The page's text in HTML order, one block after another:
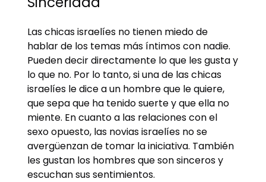
Las chicas israelíes no tienen miedo de
hablar de los temas más íntimos con nadie.
Pueden decir directamente lo que les gusta y
lo que no. Por lo tanto, si una de las chicas
israelíes le dice a un hombre que le quiere,
que sepa que ha tenido suerte y que ella no
miente. En cuanto a las relaciones con el
sexo opuesto, las novias israelíes no se
avergüenzan de tomar la iniciativa. También
les gustan los hombres que son sinceros y
escuchan sus sentimientos.